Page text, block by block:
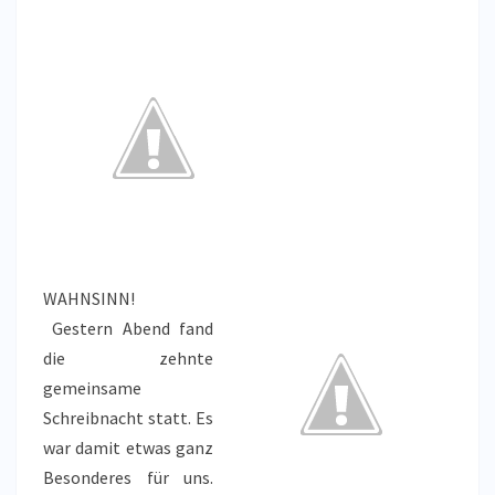
WAHNSINN!
Gestern Abend fand
die zehnte
gemeinsame
Schreibnacht statt. Es
war damit etwas ganz
Besonderes für uns.